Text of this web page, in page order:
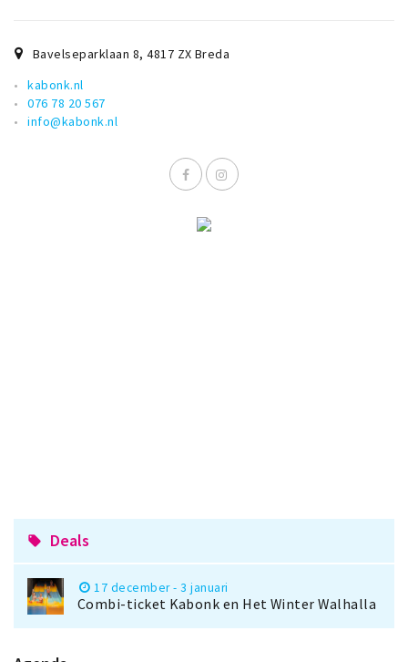
Bavelseparklaan 8,4817 ZX Breda
kabonk.nl
076 78 20 567
info@kabonk.nl
local_offer Deals
17 december - 3 januari
Combi-ticket Kabonk en Het Winter Walhalla